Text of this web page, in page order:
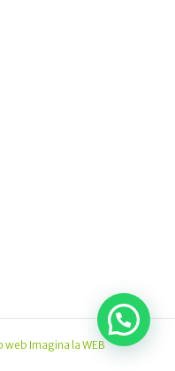
web Imagina la WEB